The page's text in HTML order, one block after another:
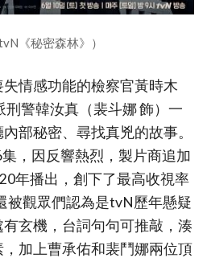
《秘密森林》）
失情感功能的檢察官黃時木
刑警韓汝真（裴斗娜 飾）一
部秘密、尋找真兇的故事。
，因反響熱烈，製片商追加
年播出，創下了最高收視率
被觀眾們認為是tvN歷年懸疑
玄機，台詞句句可推敲，湊
加上曹承佑和裴鬥娜兩位頂